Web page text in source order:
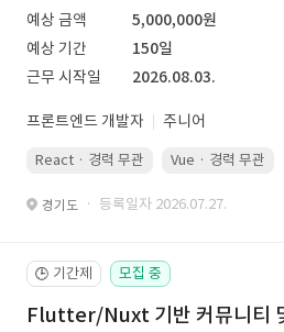
예상 금액
5,000,000원
예상 기간
150일
근무 시작일
2026.08.03.
프론트엔드 개발자 주니어
React · 경력 무관 Vue · 경력 무관
경기도 · 등록일자 2026.07.27.
🕒 기간제 모집 중
Flutter/Nuxt 기반 커뮤니티